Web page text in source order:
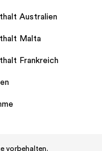
Australien
Malta
Frankreich
vorbehalten.